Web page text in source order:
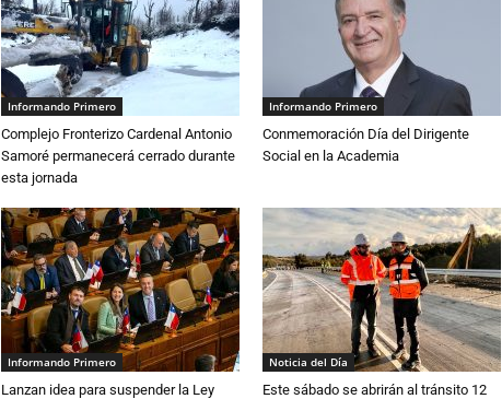
Informando Primero
Complejo Fronterizo Cardenal Antonio
Samoré permanecerá cerrado durante
esta jornada
Informando Primero
Conmemoración Día del Dirigente
Social en la Academia
Informando Primero
Lanzan idea para suspender la Ley
Noticia del Día
Este sábado se abrirán al tránsito 12